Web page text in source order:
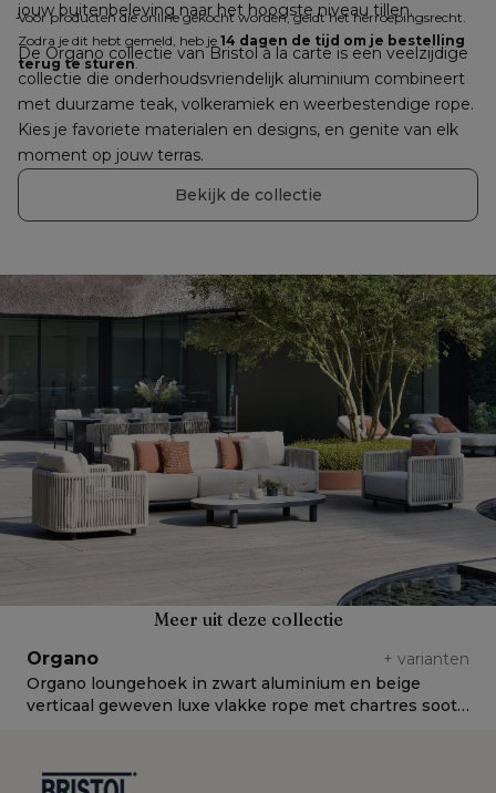
Voor producten die online gekocht worden, geldt het herroepingsrecht.
Zodra je dit hebt gemeld, heb je 14 dagen de tijd om je bestelling
terug te sturen.
jouw buitenbeleving naar het hoogste niveau tillen.
De Organo collectie van Bristol à la carte is een veelzijdige
collectie die onderhoudsvriendelijk aluminium combineert
met duurzame teak, volkeramiek en weerbestendige rope.
Kies je favoriete materialen en designs, en genite van elk
moment op jouw terras.
Bekijk de collectie
Meer uit deze collectie
Organo + varianten
Organo loungehoek in zwart aluminium en beige
verticaal geweven luxe vlakke rope met chartres sooty